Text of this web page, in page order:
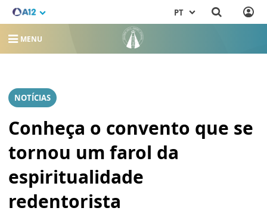
PT
MENU
NOTÍCIAS
Conheça o convento que se
tornou um farol da
espiritualidade
redentorista